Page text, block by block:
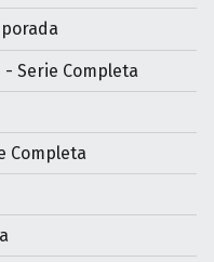
- Serie Completa
Completa